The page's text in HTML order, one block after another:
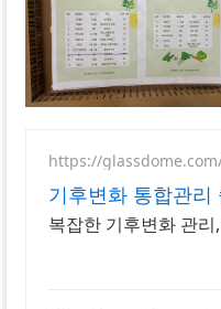
https://
기후변화 통합관리
복잡한 기후변화 관